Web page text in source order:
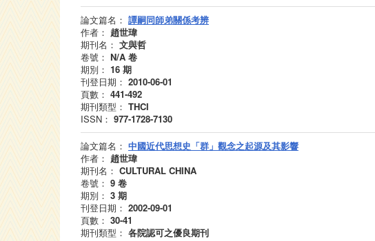
論文篇名： 譚嗣同師弟關係考辨
作者： 趙世瑋
期刊名： 文與哲
卷號： N/A 卷
期別： 16 期
刊登日期： 2010-06-01
頁數： 441-492
期刊類型： THCI
ISSN： 977-1728-7130
論文篇名： 中國近代思想史「群」觀念之起源及其影響
作者： 趙世瑋
期刊名： CULTURAL CHINA
卷號： 9 卷
期別： 3 期
刊登日期： 2002-09-01
頁數： 30-41
期刊類型： 各院認可之優良期刊